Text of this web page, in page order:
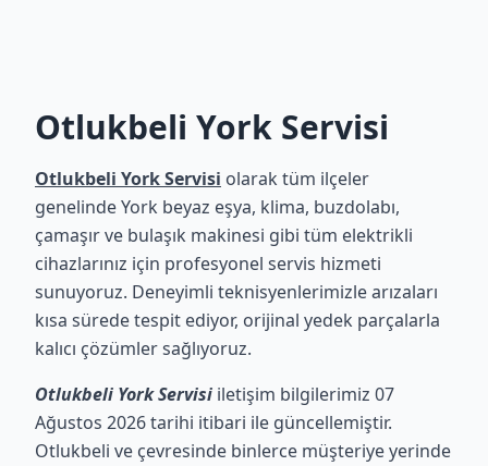
Otlukbeli York Servisi
Otlukbeli York Servisi olarak tüm ilçeler
genelinde York beyaz eşya, klima, buzdolabı,
çamaşır ve bulaşık makinesi gibi tüm elektrikli
cihazlarınız için profesyonel servis hizmeti
sunuyoruz. Deneyimli teknisyenlerimizle arızaları
kısa sürede tespit ediyor, orijinal yedek parçalarla
kalıcı çözümler sağlıyoruz.
Otlukbeli York Servisi iletişim bilgilerimiz 07
Ağustos 2026 tarihi itibari ile güncellemiştir.
Otlukbeli ve çevresinde binlerce müşteriye yerinde